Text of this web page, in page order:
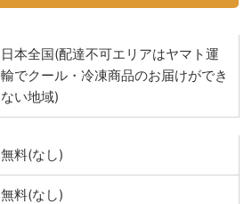
日本全国(配達不可エリアはヤマト運
輸でクール・冷凍商品のお届けができ
ない地域)
無料(なし)
無料(なし)